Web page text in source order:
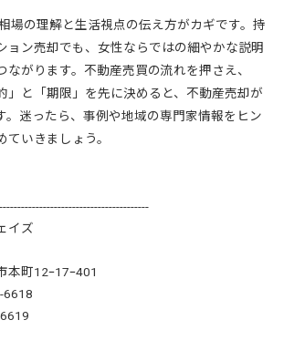
場の理解と生活視点の伝え方がカギです。持
ョン売却でも、女性ならではの細やかな説明
ながります。不動産売買の流れを押さえ、
」と「期限」を先に決めると、不動産売却が
。迷ったら、事例や地域の専門家情報をヒン
ていきましょう。
イズ
本町12ｰ17ｰ401
6618